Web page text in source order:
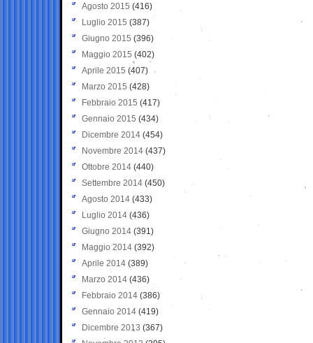
Agosto 2015 (416)
Luglio 2015 (387)
Giugno 2015 (396)
Maggio 2015 (402)
Aprile 2015 (407)
Marzo 2015 (428)
Febbraio 2015 (417)
Gennaio 2015 (434)
Dicembre 2014 (454)
Novembre 2014 (437)
Ottobre 2014 (440)
Settembre 2014 (450)
Agosto 2014 (433)
Luglio 2014 (436)
Giugno 2014 (391)
Maggio 2014 (392)
Aprile 2014 (389)
Marzo 2014 (436)
Febbraio 2014 (386)
Gennaio 2014 (419)
Dicembre 2013 (367)